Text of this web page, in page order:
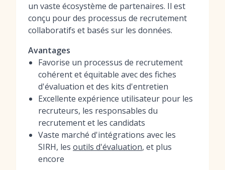
un vaste écosystème de partenaires. Il est
conçu pour des processus de recrutement
collaboratifs et basés sur les données.
Avantages
Favorise un processus de recrutement
cohérent et équitable avec des fiches
d'évaluation et des kits d'entretien
Excellente expérience utilisateur pour les
recruteurs, les responsables du
recrutement et les candidats
Vaste marché d'intégrations avec les
SIRH, les outils d'évaluation, et plus
encore